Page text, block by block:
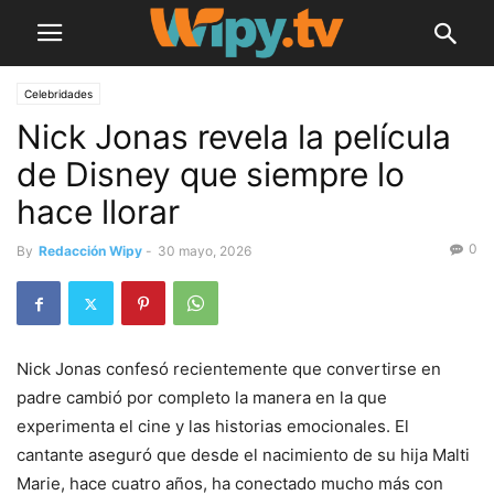
Celebridades
Nick Jonas revela la película
de Disney que siempre lo
hace llorar
By Redacción Wipy - 30 mayo, 2026 0
Nick Jonas confesó recientemente que convertirse en
padre cambió por completo la manera en la que
experimenta el cine y las historias emocionales. El
cantante aseguró que desde el nacimiento de su hija Malti
Marie, hace cuatro años, ha conectado mucho más con